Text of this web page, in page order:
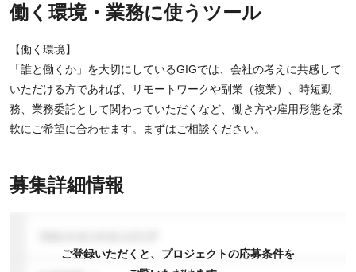
働く環境・業務に使うツール
【働く環境】
「誰と働くか」を大切にしているGIGでは、会社の考えに共感して
いただける方であれば、リモートワークや副業（複業）、時短勤
務、業務委託として関わっていただくなど、働き方や雇用形態を柔
軟にご希望に合わせます。まずはご相談ください。
募集詳細情報
ご登録いただくと、プロジェクトの応募条件を